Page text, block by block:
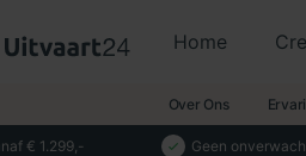
Home
Over Ons
€ 1.299,- Geen